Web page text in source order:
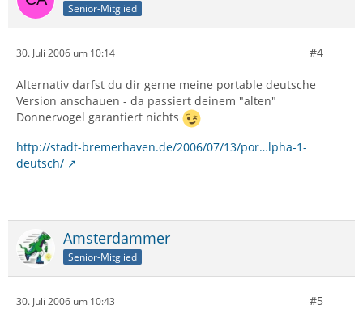
Senior-Mitglied
30. Juli 2006 um 10:14 #4
Alternativ darfst du dir gerne meine portable deutsche
Version anschauen - da passiert deinem "alten"
Donnervogel garantiert nichts
http://stadt-bremerhaven.de/2006/07/13/por…lpha-1-
deutsch/
Amsterdammer
Senior-Mitglied
30. Juli 2006 um 10:43 #5